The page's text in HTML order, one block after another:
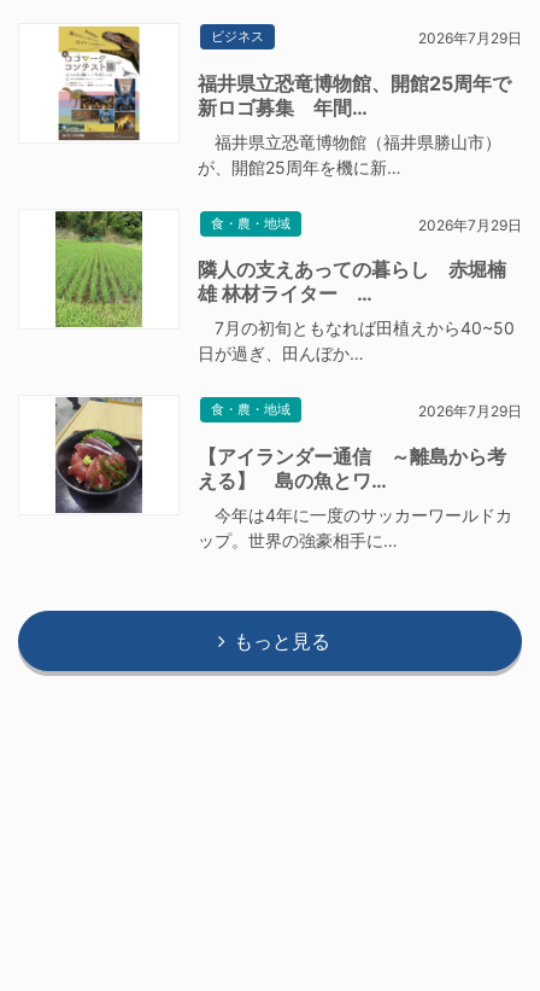
ビジネス 2026年7月29日
福井県立恐竜博物館、開館25周年で
新ロゴ募集 年間…
福井県立恐竜博物館（福井県勝山市）
が、開館25周年を機に新…
食・農・地域 2026年7月29日
隣人の支えあっての暮らし 赤堀楠
雄 林材ライター …
7月の初旬ともなれば田植えから40~50
日が過ぎ、田んぼか…
食・農・地域 2026年7月29日
【アイランダー通信 ～離島から考
える】 島の魚とワ…
今年は4年に一度のサッカーワールドカ
ップ。世界の強豪相手に…
もっと見る